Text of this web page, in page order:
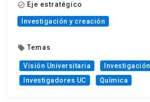
check_circle_outline Eje estratégico
Investigación y creación
local_offer Temas
Visión Universitaria
Investigación
Investigadores UC
Química